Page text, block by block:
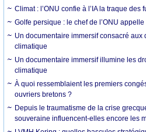
Climat : l’ONU confie à l’IA la traque des
Golfe persique : le chef de l’ONU
Un documentaire immersif consacré aux
climatique
Un documentaire immersif illumine les
climatique
À quoi ressemblaient les premiers
ouvriers bretons ?
Depuis le traumatisme de la crise
souveraine influencent-elles encore les